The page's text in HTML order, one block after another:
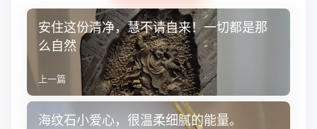
安住这份清净，慧不请自来！一切都是那
么自然
上一篇
海纹石小爱心，很温柔细腻的能量。